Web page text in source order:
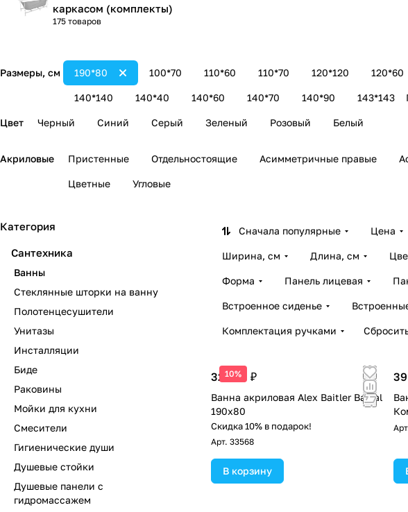
каркасом (комплекты)
175 товаров
Размеры, см 100*70 110*60 110*70 120*120 120*60
140*140 140*40 140*60 140*70 140*90 143*143
190*80
Цвет Черный Синий Серый Зеленый Розовый Белый
Акриловые Пристенные Отдельностоящие Асимметричные правые
Цветные Угловые
Сначала популярные Цена
Ширина, см Длина, см
Форма Панель лицевая
Встроенное сиденье
Комплектация ручками
10%
32 693 ₽
Ванна акриловая Alex Baitler Baikal
190x80
Скидка 10% в подарок!
Арт. 33568
В корзину
Категория
Сантехника
Ванны
Стеклянные шторки на ванну
Полотенцесушители
Унитазы
Инсталляции
Биде
Раковины
Мойки для кухни
Смесители
Гигиенические души
Душевые стойки
Душевые панели с
гидромассажем